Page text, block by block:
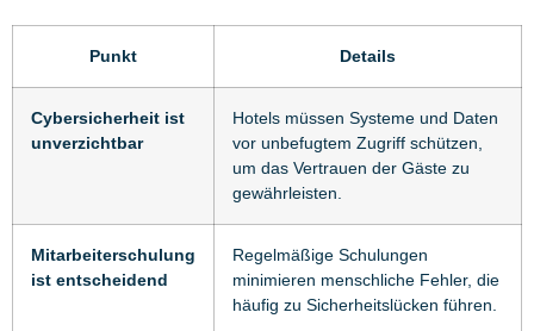
Punkt Details
Cybersicherheit ist
unverzichtbar
Hotels müssen Systeme und Daten
vor unbefugtem Zugriff schützen,
um das Vertrauen der Gäste zu
gewährleisten.
Mitarbeiterschulung
ist entscheidend
Regelmäßige Schulungen
minimieren menschliche Fehler, die
häufig zu Sicherheitslücken führen.